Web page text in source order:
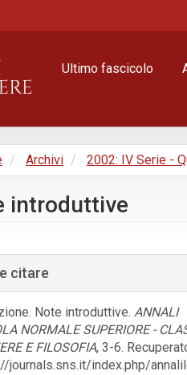
Ultimo fascicolo
Archivi 2002: IV Serie -
introduttive
citare
Note introduttive. ANNALI
NORMALE SUPERIORE -
E FILOSOFIA, 3-6.
journals.sns.it/index.php/